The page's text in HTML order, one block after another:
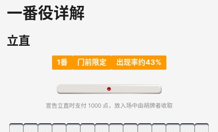
一番役详解
立直
1番 门前限定 出现率约43%
宣告立直时支付 1000 点，放入场中由胡牌者收取